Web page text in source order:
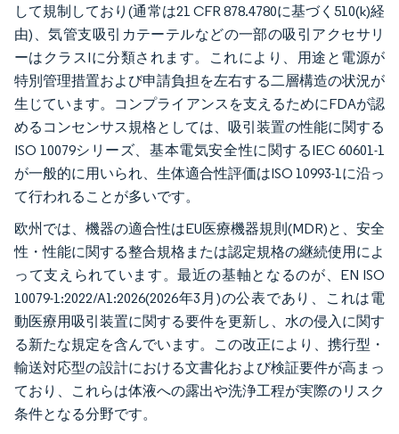
して規制しており(通常は21 CFR 878.4780に基づく510(k)経
由)、気管支吸引カテーテルなどの一部の吸引アクセサリ
ーはクラスIに分類されます。これにより、用途と電源が
特別管理措置および申請負担を左右する二層構造の状況が
生じています。コンプライアンスを支えるためにFDAが認
めるコンセンサス規格としては、吸引装置の性能に関する
ISO 10079シリーズ、基本電気安全性に関するIEC 60601-1
が一般的に用いられ、生体適合性評価はISO 10993-1に沿っ
て行われることが多いです。
欧州では、機器の適合性はEU医療機器規則(MDR)と、安全
性・性能に関する整合規格または認定規格の継続使用によ
って支えられています。最近の基軸となるのが、EN ISO
10079-1:2022/A1:2026(2026年3月)の公表であり、これは電
動医療用吸引装置に関する要件を更新し、水の侵入に関す
る新たな規定を含んでいます。この改正により、携行型・
輸送対応型の設計における文書化および検証要件が高まっ
ており、これらは体液への露出や洗浄工程が実際のリスク
条件となる分野です。